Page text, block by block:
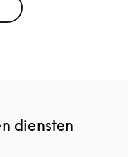
in New Tab
diensten